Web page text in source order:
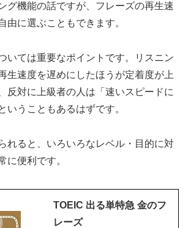
グ機能の話ですが、フレーズの再生速
由に選ぶこともできます。
いては重要なポイントです。リスニン
生速度を遅めにしたほうが定着度が上
反対に上級者の人は「速いスピードに
いうこともあるはずです。
れると、いろいろなレベル・目的に対
に便利です。
TOEIC 出る単特急 金のフ
レーズ